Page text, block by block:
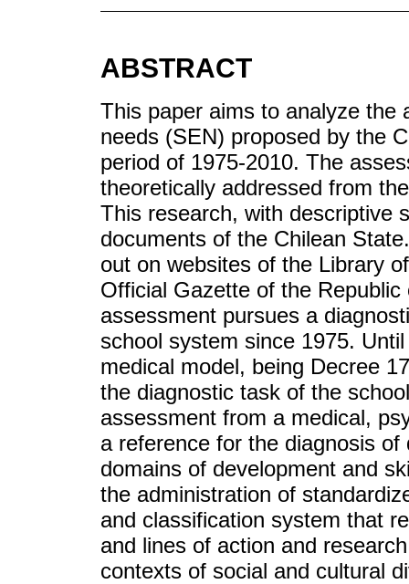
ABSTRACT
This paper aims to analyze the
needs (SEN) proposed by the
period of 1975-2010. The
theoretically addressed from
This research, with descriptive
documents of the Chilean
out on websites of the Library
Official Gazette of the
assessment pursues a
school system since 1975.
medical model, being Decree
the diagnostic task of the
assessment from a medical,
a reference for the diagnosis
domains of development and
the administration of
and classification system that
and lines of action and
contexts of social and cultural